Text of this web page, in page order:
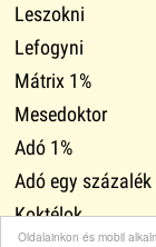
Oldalainkon és mobil
Leszokni
Lefogyni
Mátrix 1%
Mesedoktor
Adó 1%
Adó egy százalék
Koktélok